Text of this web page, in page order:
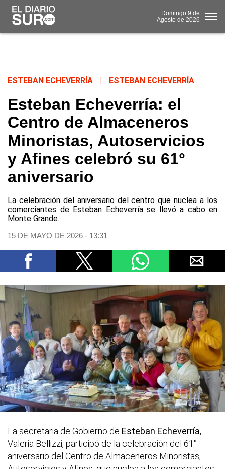
Domingo 9 de
Agosto de 2026
ESTEBAN ECHEVERRÍA ESTEBAN ECHEVERRÍA
Esteban Echeverría: el
Centro de Almaceneros
Minoristas, Autoservicios
y Afines celebró su 61°
aniversario
La celebración del aniversario del centro que nuclea a los
comerciantes de Esteban Echeverría se llevó a cabo en
Monte Grande.
15 DE MAYO DE 2026 - 13:31
La secretaria de Gobierno de Esteban Echeverría,
Valeria Bellizzi, participó de la celebración del 61°
aniversario del Centro de Almaceneros Minoristas,